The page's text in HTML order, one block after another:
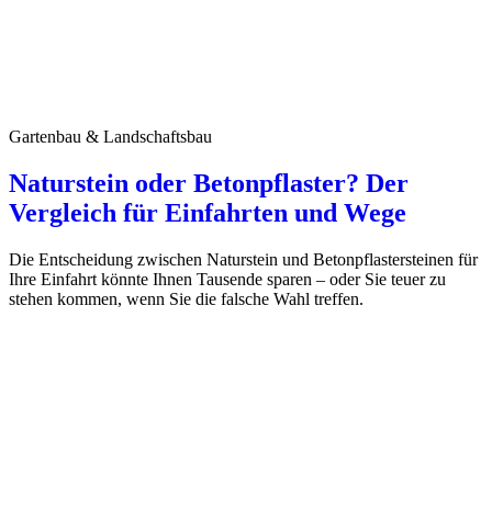
Gartenbau & Landschaftsbau
Naturstein oder Betonpflaster? Der
Vergleich für Einfahrten und Wege
Die Entscheidung zwischen Naturstein und Betonpflastersteinen für
Ihre Einfahrt könnte Ihnen Tausende sparen – oder Sie teuer zu
stehen kommen, wenn Sie die falsche Wahl treffen.